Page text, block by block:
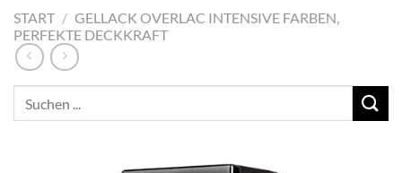
START / GELLACK OVERLAC INTENSIVE FARBEN,
PERFEKTE DECKKRAFT